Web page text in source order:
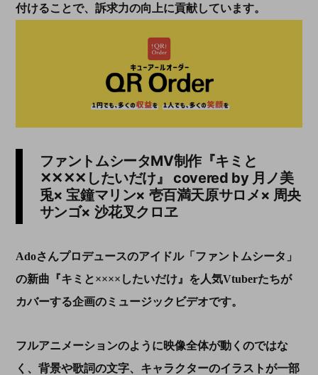
付けることで、訴求力の向上に貢献しています。
ファントムシータMV制作『キミと
✕✕✕✕ したいだけ』 covered by 月ノ美
兎×宝鐘マリン× 壱百満天原サロメ× 周央
サンゴ× 沙花叉クロヱ
Adoさんプロデュースのアイドル「ファントムシータ」
の新曲『キミと××××したいだけ』を人気Vtuberたちが
カバーする企画のミュージックビデオです。
フルアニメーションのように映像全体が動くのではな
く、背景や歌詞の文字、キャラクターのイラストが一部